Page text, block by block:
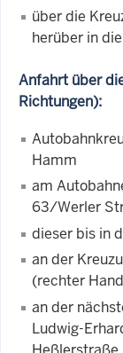
über die
herüber in
Anfahrt über
Richtungen):
Hamm
am
63/Werler
dieser bis in
an der
(rechter
an der
Ludwig-